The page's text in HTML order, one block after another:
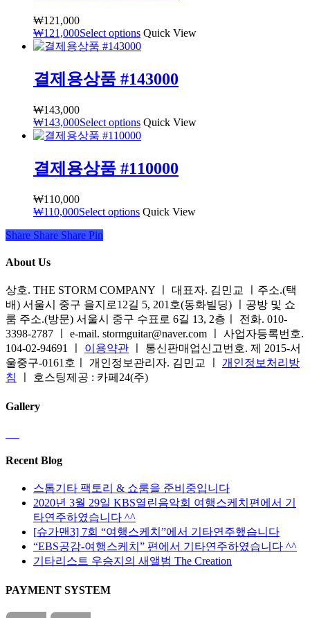
₩121,000
₩121,000Select options Quick View
결제용상품 #143000
₩143,000
₩143,000Select options Quick View
결제용상품 #110000
₩110,000
₩110,000Select options Quick View
Share
Share Share Share Pin
About Us
상호. THE STORM COMPANY ㅣ 대표자. 김민교 ㅣ주소.(택
배) 서울시 중구 을지로12길 5, 201호(동화빌딩) ㅣ공방 및 쇼
룸 주소.(방문) 서울시 중구 수표로 6길 13, 2층ㅣ 전화. 010-
3398-2787 ㅣ e-mail. stormguitar@naver.com ㅣ 사업자등록번호.
104-02-94691 ㅣ 이용약관 ㅣ 통신판매업신고번호. 제 2015-서
울중구-0161호ㅣ 개인정보관리자. 김민교 ㅣ 개인정보처리방
침
ㅣ 호스팅제공 : 카페24(주)
Gallery
Recent Blog
스톰기타 팩토리 & 쇼룸을 준비중입니다
2020년 3월 29일 KBS열린음악회 여행스케치편에서 기
타연주하였습니다 ^^
[슈가맨3] 7회 “여행스케치”에서 기타연주했습니다
“EBS공감-여행스케치” 편에서 기타연주하였습니다 ^^
기타리스트 우승지의 새앨범 The Creation
PAYMENT SYSTEM